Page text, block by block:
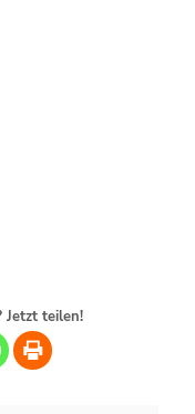
Jetzt teilen!